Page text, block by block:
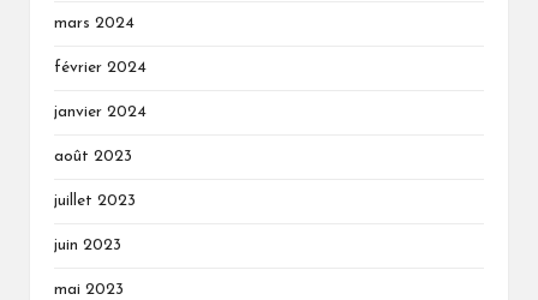
mars 2024
février 2024
janvier 2024
août 2023
juillet 2023
juin 2023
mai 2023